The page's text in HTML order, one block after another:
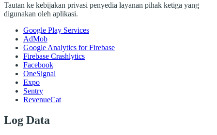
Tautan ke kebijakan privasi penyedia layanan pihak ketiga yang
digunakan oleh aplikasi.
Google Play Services
AdMob
Google Analytics for Firebase
Firebase Crashlytics
Facebook
OneSignal
Expo
Sentry
RevenueCat
Log Data